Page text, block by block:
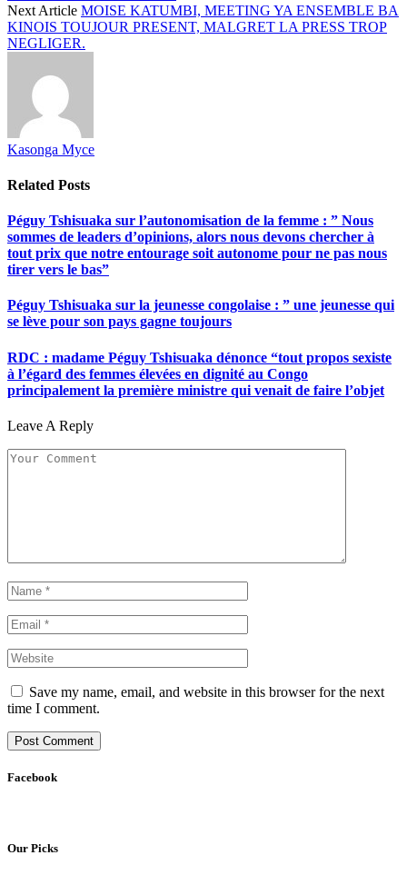
Next Article MOISE KATUMBI, MEETING YA ENSEMBLE BA
KINOIS TOUJOUR PRESENT, MALGRET LA PRESS TROP
NEGLIGER.
Kasonga Myce
Related Posts
Péguy Tshisuaka sur l’autonomisation de la femme : ” Nous
sommes de leaders d’opinions, alors nous devons chercher à
tout prix que notre entourage soit autonome pour ne pas nous
tirer vers le bas”
Péguy Tshisuaka sur la jeunesse congolaise : ” une jeunesse qui
se lève pour son pays gagne toujours
RDC : madame Péguy Tshisuaka dénonce “tout propos sexiste
à l’égard des femmes élevées en dignité au Congo
principalement la première ministre qui venait de faire l’objet
Leave A Reply
Save my name, email, and website in this browser for the next
time I comment.
Facebook
Our Picks